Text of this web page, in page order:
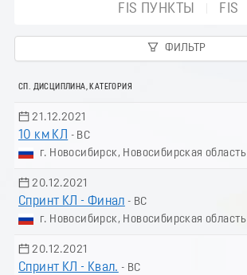
FIS ПУНКТЫ
FIS
ФИЛЬТР
СП. ДИСЦИПЛИНА, КАТЕГОРИЯ
21.12.2021
10 км КЛ
- ВС
г. Новосибирск, Новосибирская область
20.12.2021
Спринт КЛ - Финал - ВС
г. Новосибирск, Новосибирская область
20.12.2021
Спринт КЛ - Квал. - ВС